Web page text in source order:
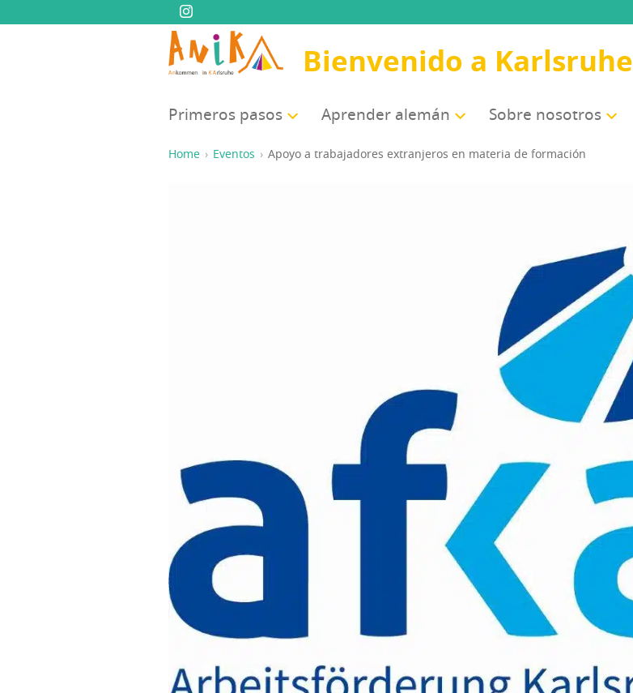
Bienvenido a Karlsruhe
Pri­me­ros pasos Apren­der alemán Sobre noso­tros
Home Eventos Apo­yo a tra­ba­ja­do­res extran­je­ros en mate­ria de formación